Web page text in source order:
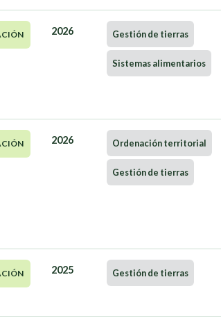
2026 Gestión de tierras
Sistemas alimentarios
2026 Ordenación territorial
Gestión de tierras
2025 Gestión de tierras